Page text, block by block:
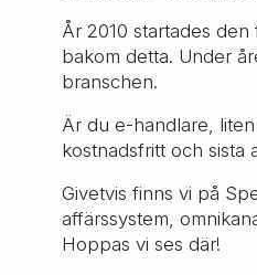
År 2010 startades
bakom detta. Under
branschen.
Är du e-handlare,
kostnadsfritt och sista
Givetvis finns vi på
affärssystem,
Hoppas vi ses där!